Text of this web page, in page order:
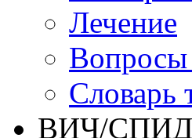
Лечение
Вопросы
Словарь
ВИЧ/СПИД